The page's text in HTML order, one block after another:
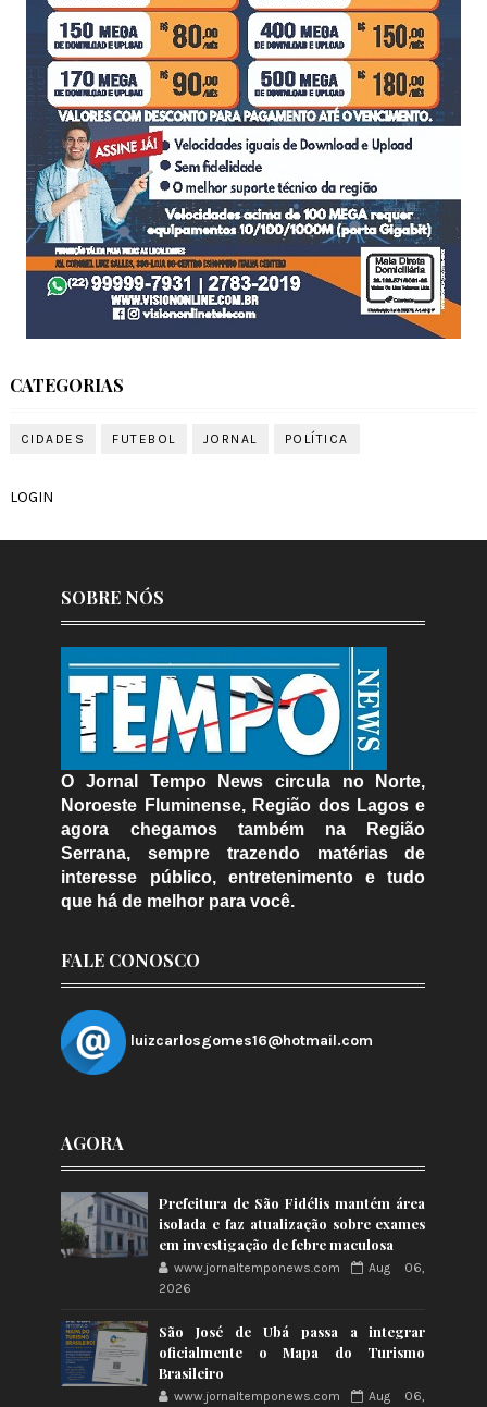
CATEGORIAS
CIDADES FUTEBOL JORNAL POLÍTICA
LOGIN
SOBRE NÓS
O Jornal Tempo News circula no Norte,
Noroeste Fluminense, Região dos Lagos e
agora chegamos também na Região
Serrana, sempre trazendo matérias de
interesse público, entretenimento e tudo
que há de melhor para você.
FALE CONOSCO
luizcarlosgomes16@hotmail.com
AGORA
Prefeitura de São Fidélis mantém área
isolada e faz atualização sobre exames
em investigação de febre maculosa
www.jornaltemponews.com
Aug 06,
2026
São José de Ubá passa a integrar
oficialmente o Mapa do Turismo
Brasileiro
www.jornaltemponews.com
Aug 06,